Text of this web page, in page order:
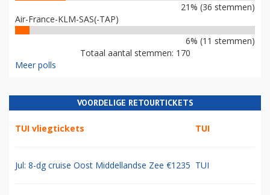
21% (36 stemmen)
Air-France-KLM-SAS(-TAP)
6% (11 stemmen)
Totaal aantal stemmen: 170
Meer polls
VOORDELIGE RETOURTICKETS
TUI vliegtickets TUI
Jul: 8-dg cruise Oost Middellandse Zee €1235 TUI